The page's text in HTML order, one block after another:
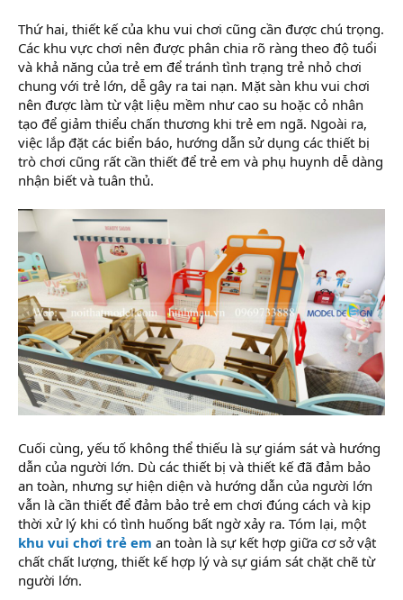
Thứ hai, thiết kế của khu vui chơi cũng cần được chú trọng.
Các khu vực chơi nên được phân chia rõ ràng theo độ tuổi
và khả năng của trẻ em để tránh tình trạng trẻ nhỏ chơi
chung với trẻ lớn, dễ gây ra tai nạn. Mặt sàn khu vui chơi
nên được làm từ vật liệu mềm như cao su hoặc cỏ nhân
tạo để giảm thiểu chấn thương khi trẻ em ngã. Ngoài ra,
việc lắp đặt các biển báo, hướng dẫn sử dụng các thiết bị
trò chơi cũng rất cần thiết để trẻ em và phụ huynh dễ dàng
nhận biết và tuân thủ.
Cuối cùng, yếu tố không thể thiếu là sự giám sát và hướng
dẫn của người lớn. Dù các thiết bị và thiết kế đã đảm bảo
an toàn, nhưng sự hiện diện và hướng dẫn của người lớn
vẫn là cần thiết để đảm bảo trẻ em chơi đúng cách và kịp
thời xử lý khi có tình huống bất ngờ xảy ra. Tóm lại, một
khu vui chơi trẻ em an toàn là sự kết hợp giữa cơ sở vật
chất chất lượng, thiết kế hợp lý và sự giám sát chặt chẽ từ
người lớn.